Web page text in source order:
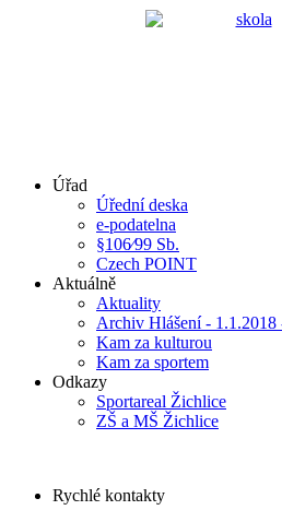
Úřad
Úřední deska
e-podatelna
§106⁄99 Sb.
Czech POINT
Aktuálně
Aktuality
Archiv Hlášení - 1.1.2018
Kam za kulturou
Kam za sportem
Odkazy
Sportareal Žichlice
ZŠ a MŠ Žichlice
Rychlé kontakty